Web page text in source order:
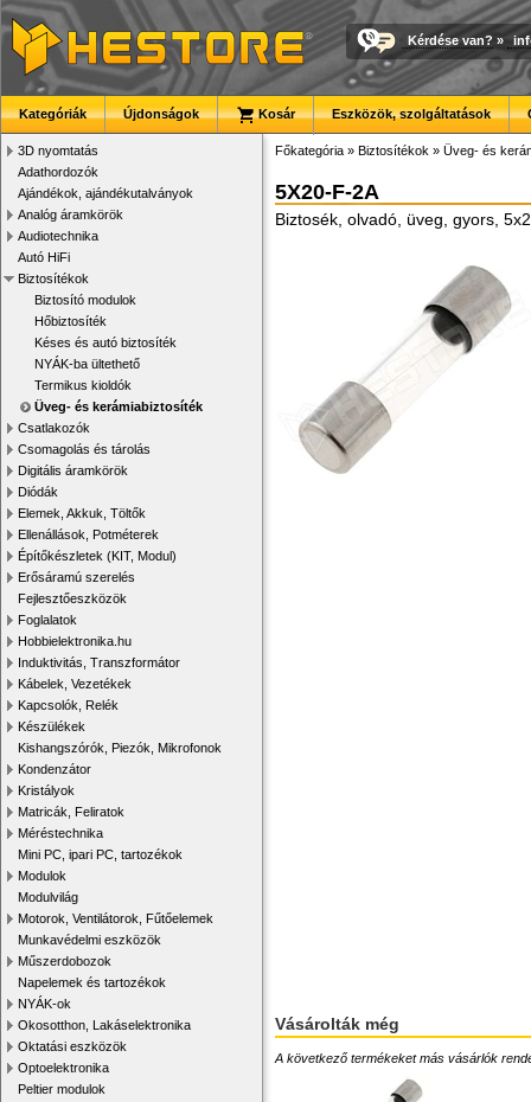
Kérdése van? »
Kategóriák Újdonságok Kosár Eszközök, szolgáltatások
3D nyomtatás
Adathordozók
Ajándékok, ajándékutalványok
Analóg áramkörök
Audiotechnika
Autó HiFi
Biztosítékok
Biztosító modulok
Hőbiztosíték
Késes és autó biztosíték
NYÁK-ba ültethető
Termikus kioldók
Üveg- és kerámiabiztosíték
Csatlakozók
Csomagolás és tárolás
Digitális áramkörök
Diódák
Elemek, Akkuk, Töltők
Ellenállások, Potméterek
Építőkészletek (KIT, Modul)
Erősáramú szerelés
Fejlesztőeszközök
Foglalatok
Hobbielektronika.hu
Induktivitás, Transzformátor
Kábelek, Vezetékek
Kapcsolók, Relék
Készülékek
Kishangszórók, Piezók, Mikrofonok
Kondenzátor
Kristályok
Matricák, Feliratok
Méréstechnika
Mini PC, ipari PC, tartozékok
Modulok
Modulvilág
Motorok, Ventilátorok, Fűtőelemek
Munkavédelmi eszközök
Műszerdobozok
Napelemek és tartozékok
NYÁK-ok
Okosotthon, Lakáselektronika
Oktatási eszközök
Optoelektronika
Peltier modulok
Főkategória » Biztosítékok » Üveg- és
5X20-F-2A
Biztosék, olvadó, üveg, gyors,
Vásárolták még
A következő termékeket más vásárlók